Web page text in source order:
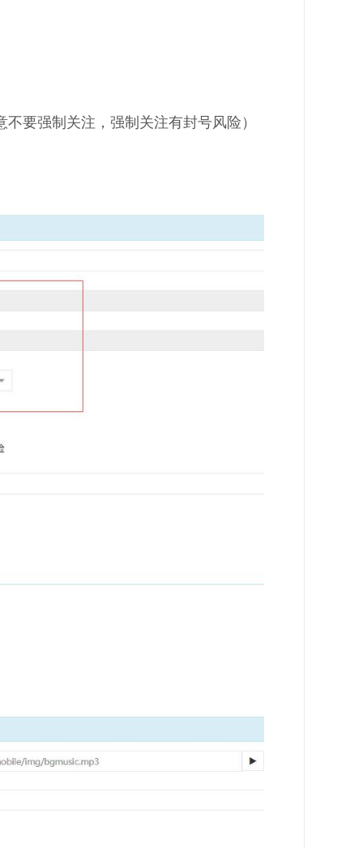
要强制关注，强制关注有封号风险）